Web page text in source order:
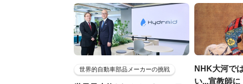
世界的自動車部品メーカーの挑戦
NHK大河で
い...宣教師